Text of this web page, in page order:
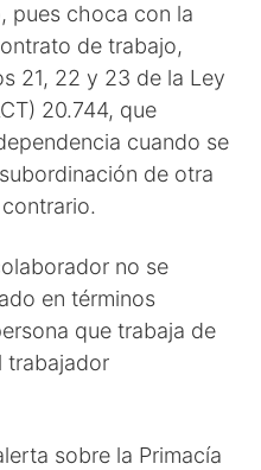
pues choca con la
de trabajo,
21, 22 y 23 de la Ley
20.744, que
cuando se
de otra
no se
en términos
que trabaja de
trabajador
sobre la Primacía